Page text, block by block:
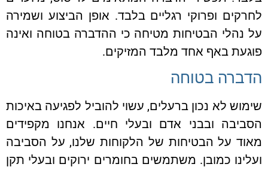
לחרקים ופרוקי רגליים בלבד. אופן הביצוע ושמירה
על נהלי הבטיחות מטיחה כי ההדברה בטוחה ואינה
פוגעת באף אחד מלבד המזיקים.
הדברה בטוחה
שימוש לא נכון ברעלים, עשוי להוביל לפגיעה באיכות
הסביבה ובבני אדם ובעלי חיים. אנחנו מקפידים
מאוד על הבטיחות של הלקוחות שלנו, על הסביבה
ועלינו כמובן. משתמשים בחומרים ירוקים ובעלי תקן